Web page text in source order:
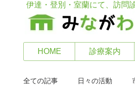
伊達・登別・室蘭にて、訪問
HOME 診療案内
全ての記事 日々の活動